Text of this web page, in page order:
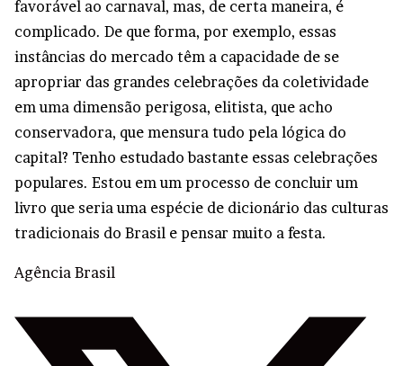
favorável ao carnaval, mas, de certa maneira, é
complicado. De que forma, por exemplo, essas
instâncias do mercado têm a capacidade de se
apropriar das grandes celebrações da coletividade
em uma dimensão perigosa, elitista, que acho
conservadora, que mensura tudo pela lógica do
capital? Tenho estudado bastante essas celebrações
populares. Estou em um processo de concluir um
livro que seria uma espécie de dicionário das culturas
tradicionais do Brasil e pensar muito a festa.
Agência Brasil